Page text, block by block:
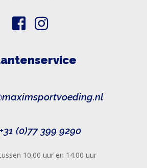
+31 (0)77 399 9290
10.00 uur en 14.00 uur